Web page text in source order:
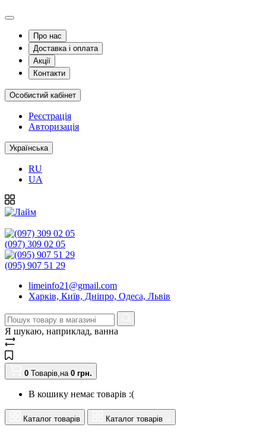
Про нас
Доставка і оплата
Акції
Контакти
Особистий кабінет
Реєстрація
Авторизація
Українська
RU
UA
(097) 309 02 05
(095) 907 51 29
limeinfo21@gmail.com
Харків, Київ, Дніпро, Одеса, Львів
Я шукаю, наприклад, ванна
0 Товарів,на 0 грн.
В кошику немає товарів :(
Каталог товарів Каталог товарів